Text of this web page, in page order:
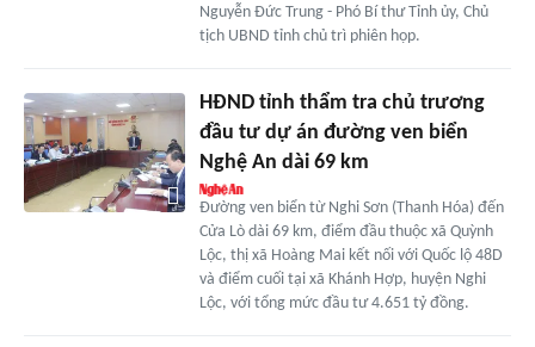
Nguyễn Đức Trung - Phó Bí thư Tỉnh ủy, Chủ
tịch UBND tỉnh chủ trì phiên họp.
HĐND tỉnh thẩm tra chủ trương
đầu tư dự án đường ven biển
Nghệ An dài 69 km
Đường ven biển từ Nghi Sơn (Thanh Hóa) đến
Cửa Lò dài 69 km, điểm đầu thuộc xã Quỳnh
Lộc, thị xã Hoàng Mai kết nối với Quốc lộ 48D
và điểm cuối tại xã Khánh Hợp, huyện Nghi
Lộc, với tổng mức đầu tư 4.651 tỷ đồng.